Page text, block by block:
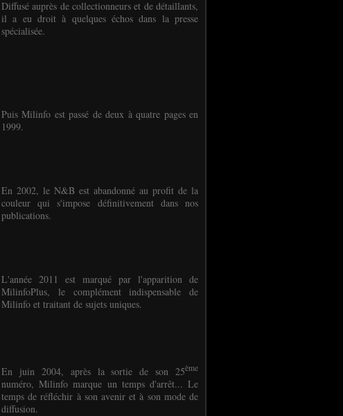
Diffusé auprès de collectionneurs et de détaillants,
il a eu droit à quelques échos dans la presse
spécialisée.
Puis Milinfo est passé de deux à quatre pages en
1999.
En 2002, le N&B est abandonné au profit de la
couleur qui s'impose définitivement dans nos
publications.
L'année 2011 est marqué par l'apparition de
MilinfoPlus, le complément indispensable de
Milinfo et traitant de sujets uniques.
En juin 2004, après la sortie de son 25ème
numéro, Milinfo marque un temps d'arrêt... Le
temps de réfléchir à son avenir et à son mode de
diffusion.